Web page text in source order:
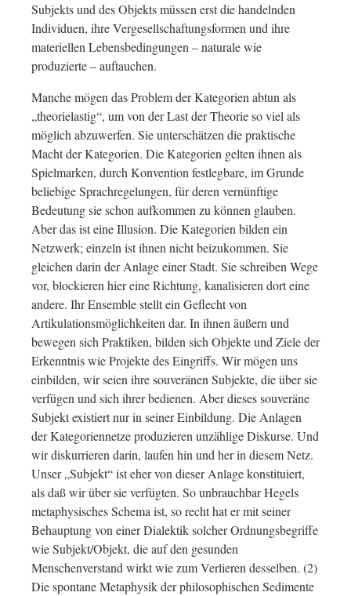
Subjekts und des Objekts müssen erst die handelnden
Individuen, ihre Vergesellschaftungsformen und ihre
materiellen Lebensbedingungen – naturale wie
produzierte – auftauchen.
Manche mögen das Problem der Kategorien abtun als
„theorielastig“, um von der Last der Theorie so viel als
möglich abzuwerfen. Sie unterschätzen die praktische
Macht der Kategorien. Die Kategorien gelten ihnen als
Spielmarken, durch Konvention festlegbare, im Grunde
beliebige Sprachregelungen, für deren vernünftige
Bedeutung sie schon aufkommen zu können glauben.
Aber das ist eine Illusion. Die Kategorien bilden ein
Netzwerk; einzeln ist ihnen nicht beizukommen. Sie
gleichen darin der Anlage einer Stadt. Sie schreiben Wege
vor, blockieren hier eine Richtung, kanalisieren dort eine
andere. Ihr Ensemble stellt ein Geflecht von
Artikulationsmöglichkeiten dar. In ihnen äußern und
bewegen sich Praktiken, bilden sich Objekte und Ziele der
Erkenntnis wie Projekte des Eingriffs. Wir mögen uns
einbilden, wir seien ihre souveränen Subjekte, die über sie
verfügen und sich ihrer bedienen. Aber dieses souveräne
Subjekt existiert nur in seiner Einbildung. Die Anlagen
der Kategoriennetze produzieren unzählige Diskurse. Und
wir diskurrieren darin, laufen hin und her in diesem Netz.
Unser „Subjekt“ ist eher von dieser Anlage konstituiert,
als daß wir über sie verfügten. So unbrauchbar Hegels
metaphysisches Schema ist, so recht hat er mit seiner
Behauptung von einer Dialektik solcher Ordnungsbegriffe
wie Subjekt/Objekt, die auf den gesunden
Menschenverstand wirkt wie zum Verlieren desselben. (2)
Die spontane Metaphysik der philosophischen Sedimente